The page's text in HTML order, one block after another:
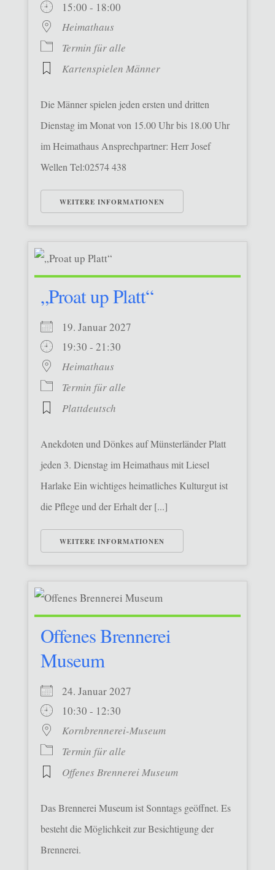
15:00 - 18:00
Heimathaus
Termin für alle
Kartenspielen Männer
Die Männer spielen jeden ersten und dritten
Dienstag im Monat von 15.00 Uhr bis 18.00 Uhr
im Heimathaus Ansprechpartner: Herr Josef
Wellen Tel:02574 438
WEITERE INFORMATIONEN
„Proat up Platt“
19. Januar 2027
19:30 - 21:30
Heimathaus
Termin für alle
Plattdeutsch
Anekdoten und Dönkes auf Münsterländer Platt
jeden 3. Dienstag im Heimathaus mit Liesel
Harlake Ein wichtiges heimatliches Kulturgut ist
die Pflege und der Erhalt der [...]
WEITERE INFORMATIONEN
Offenes Brennerei
Museum
24. Januar 2027
10:30 - 12:30
Kornbrennerei-Museum
Termin für alle
Offenes Brennerei Museum
Das Brennerei Museum ist Sonntags geöffnet. Es
besteht die Möglichkeit zur Besichtigung der
Brennerei.